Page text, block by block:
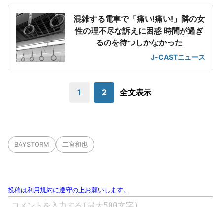
混雑する電車で「痛い!痛い!」隣の女
性の理不尽な訴えに困惑 時間が過ぎ
るのを待つしかなかった
J-CASTニュース
1 2 全文表示
BAYSTORM 二宮和也